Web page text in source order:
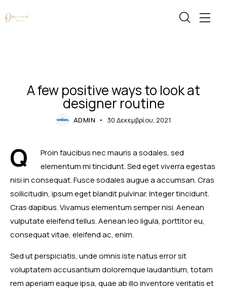
A few positive ways to look at
designer routine
ADMIN 30 Δεκεμβρίου, 2021
Q
Proin faucibus nec mauris a sodales, sed
elementum mi tincidunt. Sed eget viverra egestas
nisi in consequat. Fusce sodales augue a accumsan. Cras
sollicitudin, ipsum eget blandit pulvinar. Integer tincidunt.
Cras dapibus. Vivamus elementum semper nisi. Aenean
vulputate eleifend tellus. Aenean leo ligula, porttitor eu,
consequat vitae, eleifend ac, enim.
Sed ut perspiciatis, unde omnis iste natus error sit
voluptatem accusantium doloremque laudantium, totam
rem aperiam eaque ipsa, quae ab illo inventore veritatis et